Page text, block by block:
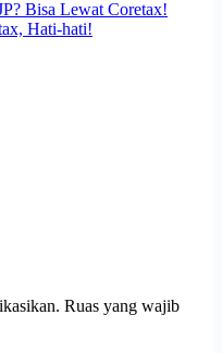
Bisa Lewat Coretax!
Hati-hati!
Ruas yang wajib